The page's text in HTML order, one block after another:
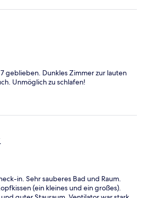
geblieben. Dunkles Zimmer zur lauten
Unmöglich zu schlafen!
in. Sehr sauberes Bad und Raum.
(ein kleines und ein großes).